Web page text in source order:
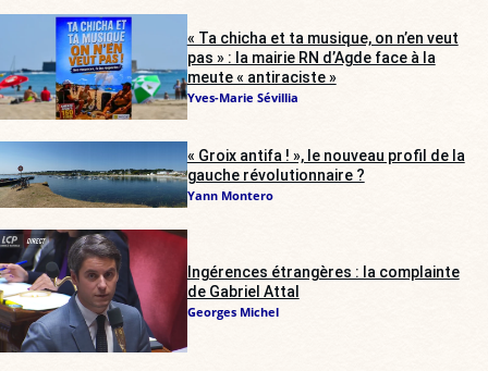
« Ta chicha et ta musique, on n’en veut
pas » : la mairie RN d’Agde face à la
meute « antiraciste »
Yves-Marie Sévillia
« Groix antifa ! », le nouveau profil de la
gauche révolutionnaire ?
Yann Montero
Ingérences étrangères : la complainte
de Gabriel Attal
Georges Michel